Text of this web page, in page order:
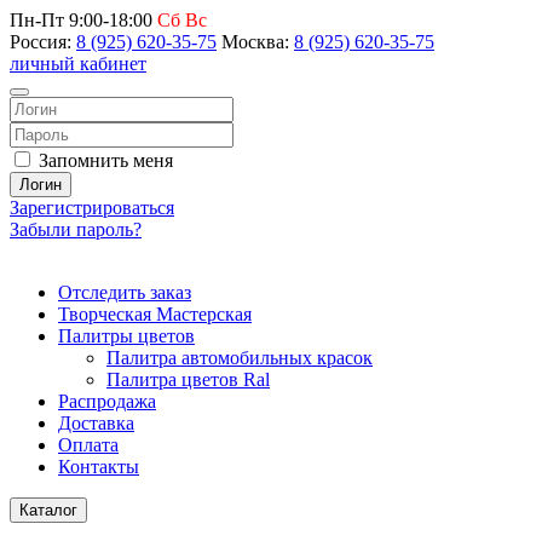
Пн-Пт 9:00-18:00 Сб Вс
Россия: 8 (925) 620-35-75 Москва: 8 (925) 620-35-75
личный кабинет
Запомнить меня
Логин
Зарегистрироваться
Забыли пароль?
Отследить заказ
Творческая Мастерская
Палитры цветов
Палитра автомобильных красок
Палитра цветов Ral
Распродажа
Доставка
Оплата
Контакты
Каталог